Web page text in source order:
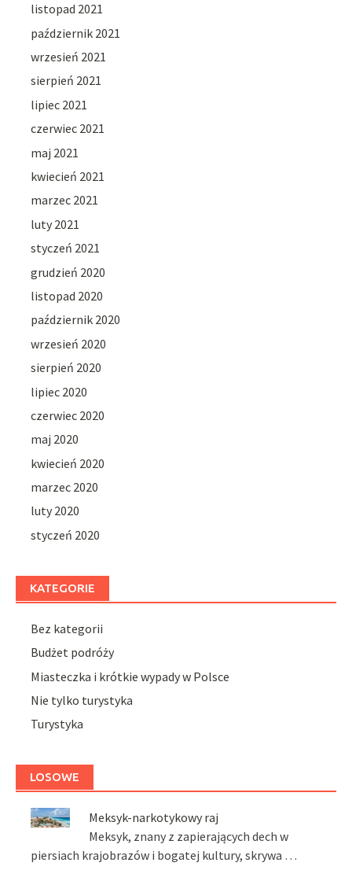
listopad 2021
październik 2021
wrzesień 2021
sierpień 2021
lipiec 2021
czerwiec 2021
maj 2021
kwiecień 2021
marzec 2021
luty 2021
styczeń 2021
grudzień 2020
listopad 2020
październik 2020
wrzesień 2020
sierpień 2020
lipiec 2020
czerwiec 2020
maj 2020
kwiecień 2020
marzec 2020
luty 2020
styczeń 2020
KATEGORIE
Bez kategorii
Budżet podróży
Miasteczka i krótkie wypady w Polsce
Nie tylko turystyka
Turystyka
LOSOWE
Meksyk-narkotykowy raj
Meksyk, znany z zapierających dech w
piersiach krajobrazów i bogatej kultury, skrywa …